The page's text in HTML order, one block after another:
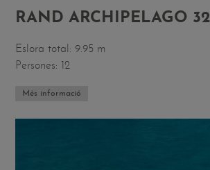
RAND ARCHIPELAGO 32
Eslora total: 9.95 m
Persones: 12
Més informació